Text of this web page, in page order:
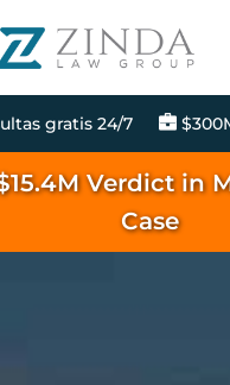
gratis 24/7
Verdict in
Case